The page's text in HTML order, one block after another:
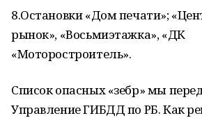
8.Остановки «Дом печати»;
рынок», «Восьмиэтажка», «ДК
«Моторостроитель».
Список опасных «зебр» мы
Управление ГИБДД по РБ. Как